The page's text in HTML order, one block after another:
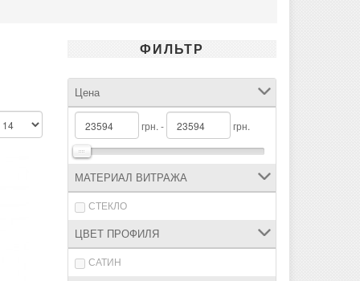
ФИЛЬТР
Цена
грн. - грн.
МАТЕРИАЛ ВИТРАЖА
СТЕКЛО
ЦВЕТ ПРОФИЛЯ
САТИН